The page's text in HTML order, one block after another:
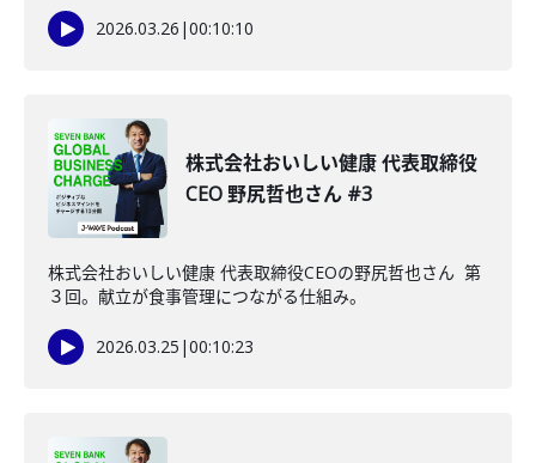
2026.03.26 |00:10:10
株式会社おいしい健康 代表取締役
CEO 野尻哲也さん #3
株式会社おいしい健康 代表取締役CEOの野尻哲也さん 第
３回。献立が食事管理につながる仕組み。
2026.03.25 |00:10:23